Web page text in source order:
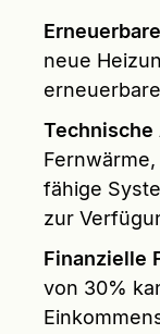
neue
fähige
zur
Finanzielle
von 30%